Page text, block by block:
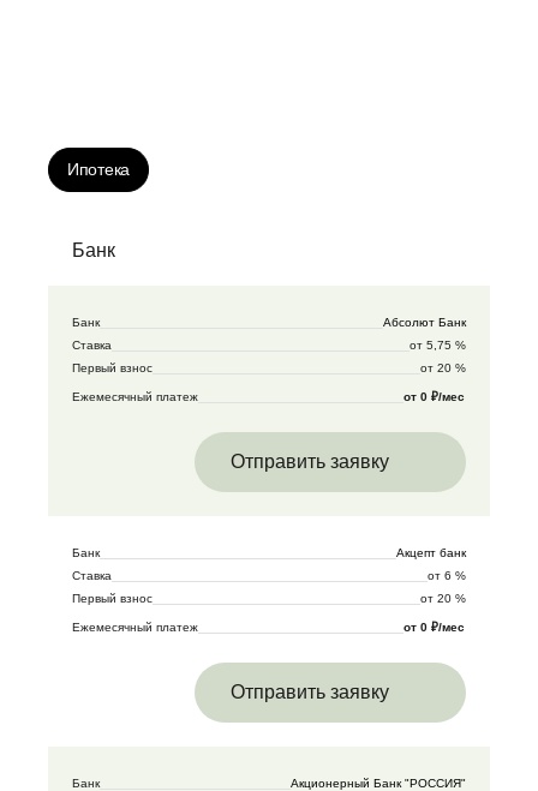
Ипотека
Банк
Банк
Абсолют Банк
Ставка
от 5,75 %
Первый взнос
от 20 %
Ежемесячный платеж от 0 ₽/мес
Отправить заявку
Банк
Акцепт банк
Ставка
от 6 %
Первый взнос
от 20 %
Ежемесячный платеж от 0 ₽/мес
Отправить заявку
Банк
Акционерный Банк "РОССИЯ"